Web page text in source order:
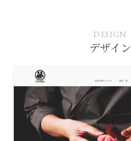
DESIGN
デザイン